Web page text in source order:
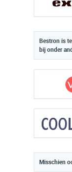
Bestron is
bij onder
Misschien